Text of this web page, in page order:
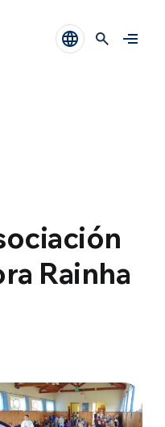
Rainha